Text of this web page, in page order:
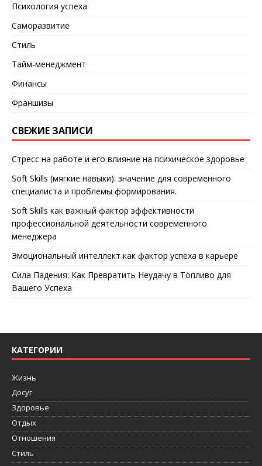
Психология успеха
Саморазвитие
Стиль
Тайм-менеджмент
Финансы
Франшизы
СВЕЖИЕ ЗАПИСИ
Стресс на работе и его влияние на психическое здоровье
Soft Skills (мягкие навыки): значение для современного
специалиста и проблемы формирования.
Soft Skills как важный фактор эффективности
профессиональной деятельности современного
менеджера
Эмоциональный интеллект как фактор успеха в карьере
Сила Падения: Как Превратить Неудачу в Топливо для
Вашего Успеха
КАТЕГОРИИ
Жизнь
Досуг
Здоровье
Отдых
Отношения
Стиль